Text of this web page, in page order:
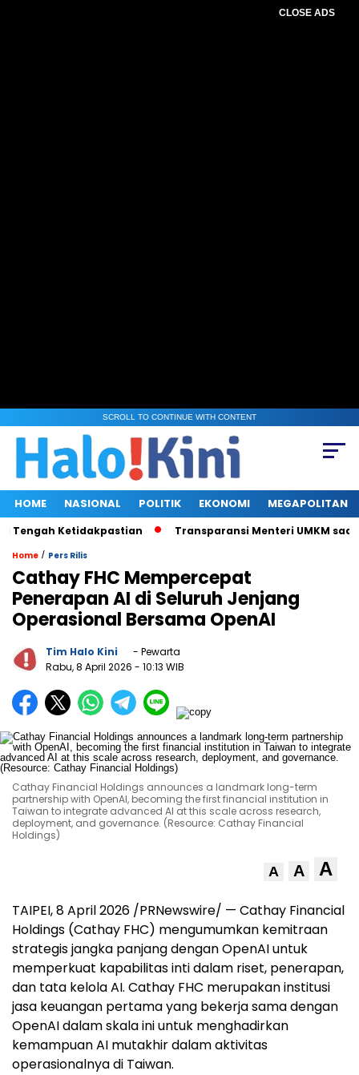
CLOSE ADS
SCROLL TO CONTINUE WITH CONTENT
HOME NASIONAL POLITIK EKONOMI MEGAPOLITAN
Ketidakpastian Transparansi Menteri UMKM saat
Home / Pers Rilis
Cathay FHC Mempercepat
Penerapan AI di Seluruh Jenjang
Operasional Bersama OpenAI
Tim Halo Kini
- Pewarta
Rabu, 8 April 2026 - 10:13 WIB
Cathay Financial Holdings announces a landmark long-term
partnership with OpenAI, becoming the first financial institution in
Taiwan to integrate advanced AI at this scale across research,
deployment, and governance. (Resource: Cathay Financial
Holdings)
A A A
TAIPEI, 8 April 2026 /PRNewswire/ — Cathay Financial
Holdings (Cathay FHC) mengumumkan kemitraan
strategis jangka panjang dengan OpenAI untuk
memperkuat kapabilitas inti dalam riset, penerapan,
dan tata kelola AI. Cathay FHC merupakan institusi
jasa keuangan pertama yang bekerja sama dengan
OpenAI dalam skala ini untuk menghadirkan
kemampuan AI mutakhir dalam aktivitas
operasionalnya di Taiwan.